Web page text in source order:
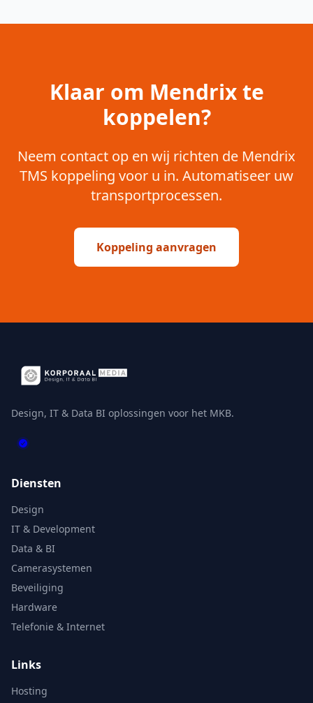
Klaar om Mendrix te
koppelen?
Neem contact op en wij richten de Mendrix
TMS koppeling voor u in. Automatiseer uw
transportprocessen.
Koppeling aanvragen
Design, IT & Data BI oplossingen voor het MKB.
Diensten
Design
IT & Development
Data & BI
Camerasystemen
Beveiliging
Hardware
Telefonie & Internet
Links
Hosting